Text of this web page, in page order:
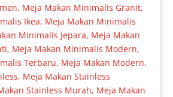
, Meja Makan Minimalis Granit,
Ikea, Meja Makan Minimalis
Minimalis Jepara, Meja Makan
, Meja Makan Minimalis Modern,
Terbaru, Meja Makan Modern,
, Meja Makan Stainless
Stainless Murah, Meja Makan